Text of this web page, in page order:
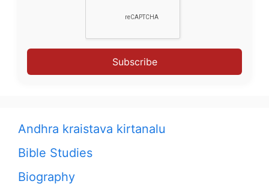
Subscribe
Andhra kraistava kirtanalu
Bible Studies
Biography